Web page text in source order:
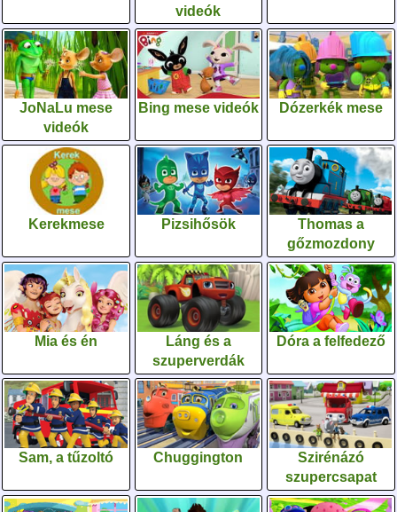
videók
JoNaLu mese
videók
Bing mese videók Dózerkék mese
Kerekmese Pizsihősök
Thomas a
gőzmozdony
Mia és én
Láng és a
szuperverdák
Dóra a felfedező
Sam, a tűzoltó Chuggington
Szirénázó
szupercsapat